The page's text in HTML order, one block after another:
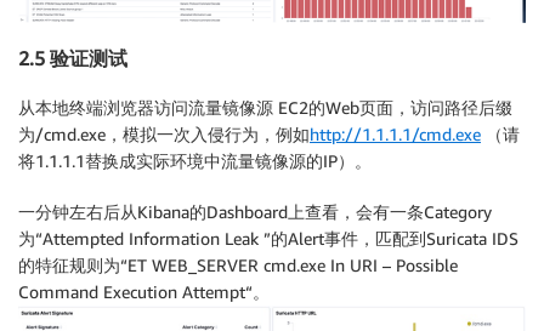
2.5 验证测试
从本地终端浏览器访问流量镜像源 EC2的Web页面，访问路径后缀
为/cmd.exe，模拟一次入侵行为，例如http://1.1.1.1/cmd.exe （请
将1.1.1.1替换成实际环境中流量镜像源的IP）。
一分钟左右后从Kibana的Dashboard上查看，会有一条Category
为“Attempted Information Leak ”的Alert事件，匹配到Suricata IDS
的特征规则为“ET WEB_SERVER cmd.exe In URI – Possible
Command Execution Attempt“。